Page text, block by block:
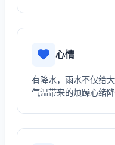
心情
有降水，雨水不仅给
气温带来的烦躁心绪降